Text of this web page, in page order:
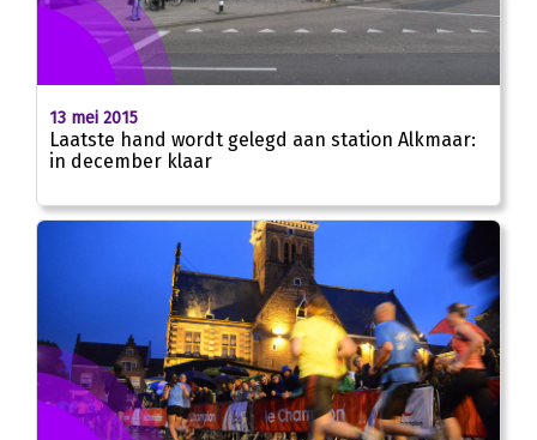
13 mei 2015
Laatste hand wordt gelegd aan station Alkmaar:
in december klaar